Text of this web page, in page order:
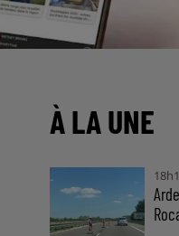
À LA UNE